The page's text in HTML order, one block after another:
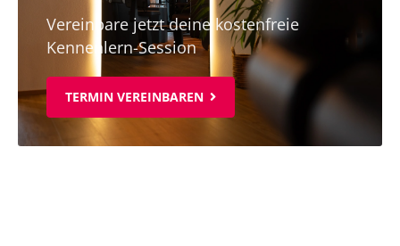
Vereinbare jetzt deine kostenfreie
Kennenlern-Session
TERMIN VEREINBAREN